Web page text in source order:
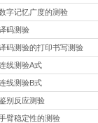
字记忆广度的测验
码测验
码测验的打印书写测验
线测验A式
线测验B式
别反应测验
臂稳定性的测验